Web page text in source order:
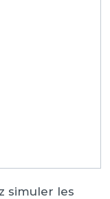
simuler les